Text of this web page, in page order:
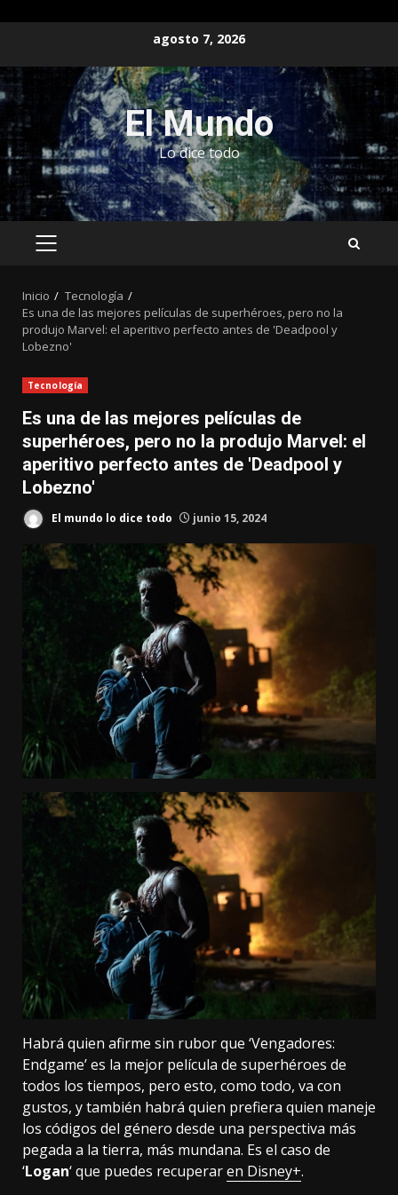
contenido
agosto 7, 2026
El Mundo
Lo dice todo
MENÚ
Inicio
Tecnología
Es una de las mejores películas de superhéroes, pero no la
produjo Marvel: el aperitivo perfecto antes de 'Deadpool y
Lobezno'
Tecnología
Es una de las mejores películas de
superhéroes, pero no la produjo Marvel: el
aperitivo perfecto antes de 'Deadpool y
Lobezno'
El mundo lo dice todo junio 15, 2024
Habrá quien afirme sin rubor que ‘Vengadores:
Endgame’ es la mejor película de superhéroes de
todos los tiempos, pero esto, como todo, va con
gustos, y también habrá quien prefiera quien maneje
los códigos del género desde una perspectiva más
pegada a la tierra, más mundana. Es el caso de
‘Logan‘ que puedes recuperaren Disney+.